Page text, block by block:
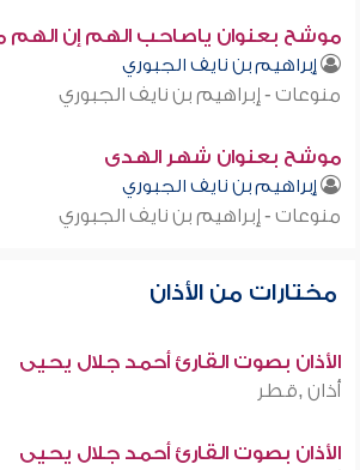
موشح بعنوان ياصاحب الهم إن الهم
إبراهيم بن نايف الجبوري
منوعات - إبراهيم بن نايف الجبوري
موشح بعنوان شهر الهدى
إبراهيم بن نايف الجبوري
منوعات - إبراهيم بن نايف الجبوري
مختارات من الأذان
الأذان بصوت القارئ أحمد جلال يحيى
أذان ,قطر
الأذان بصوت القارئ أحمد جلال يحيى